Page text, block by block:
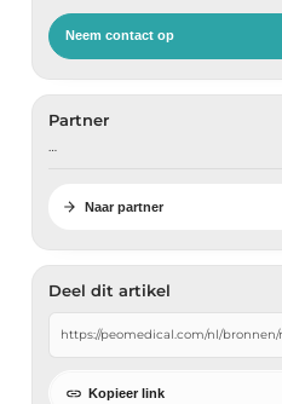
Neem contact op
Partner
…
Naar partner
Deel dit artikel
Kopieer link